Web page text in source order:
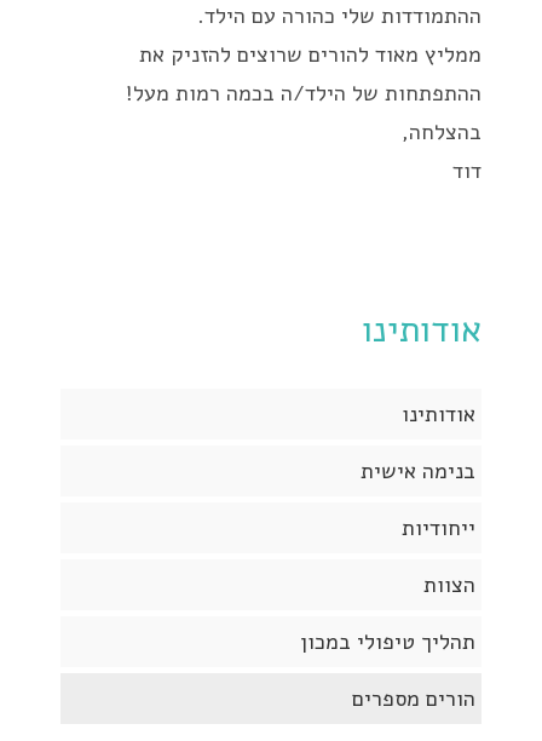
ההתמודדות שלי כהורה עם הילד.
ממליץ מאוד להורים שרוצים להזניק את
ההתפתחות של הילד/ה בכמה רמות מעל!
בהצלחה,
דוד
אודותינו
אודותינו
בנימה אישית
ייחודיות
הצוות
תהליך טיפולי במכון
הורים מספרים